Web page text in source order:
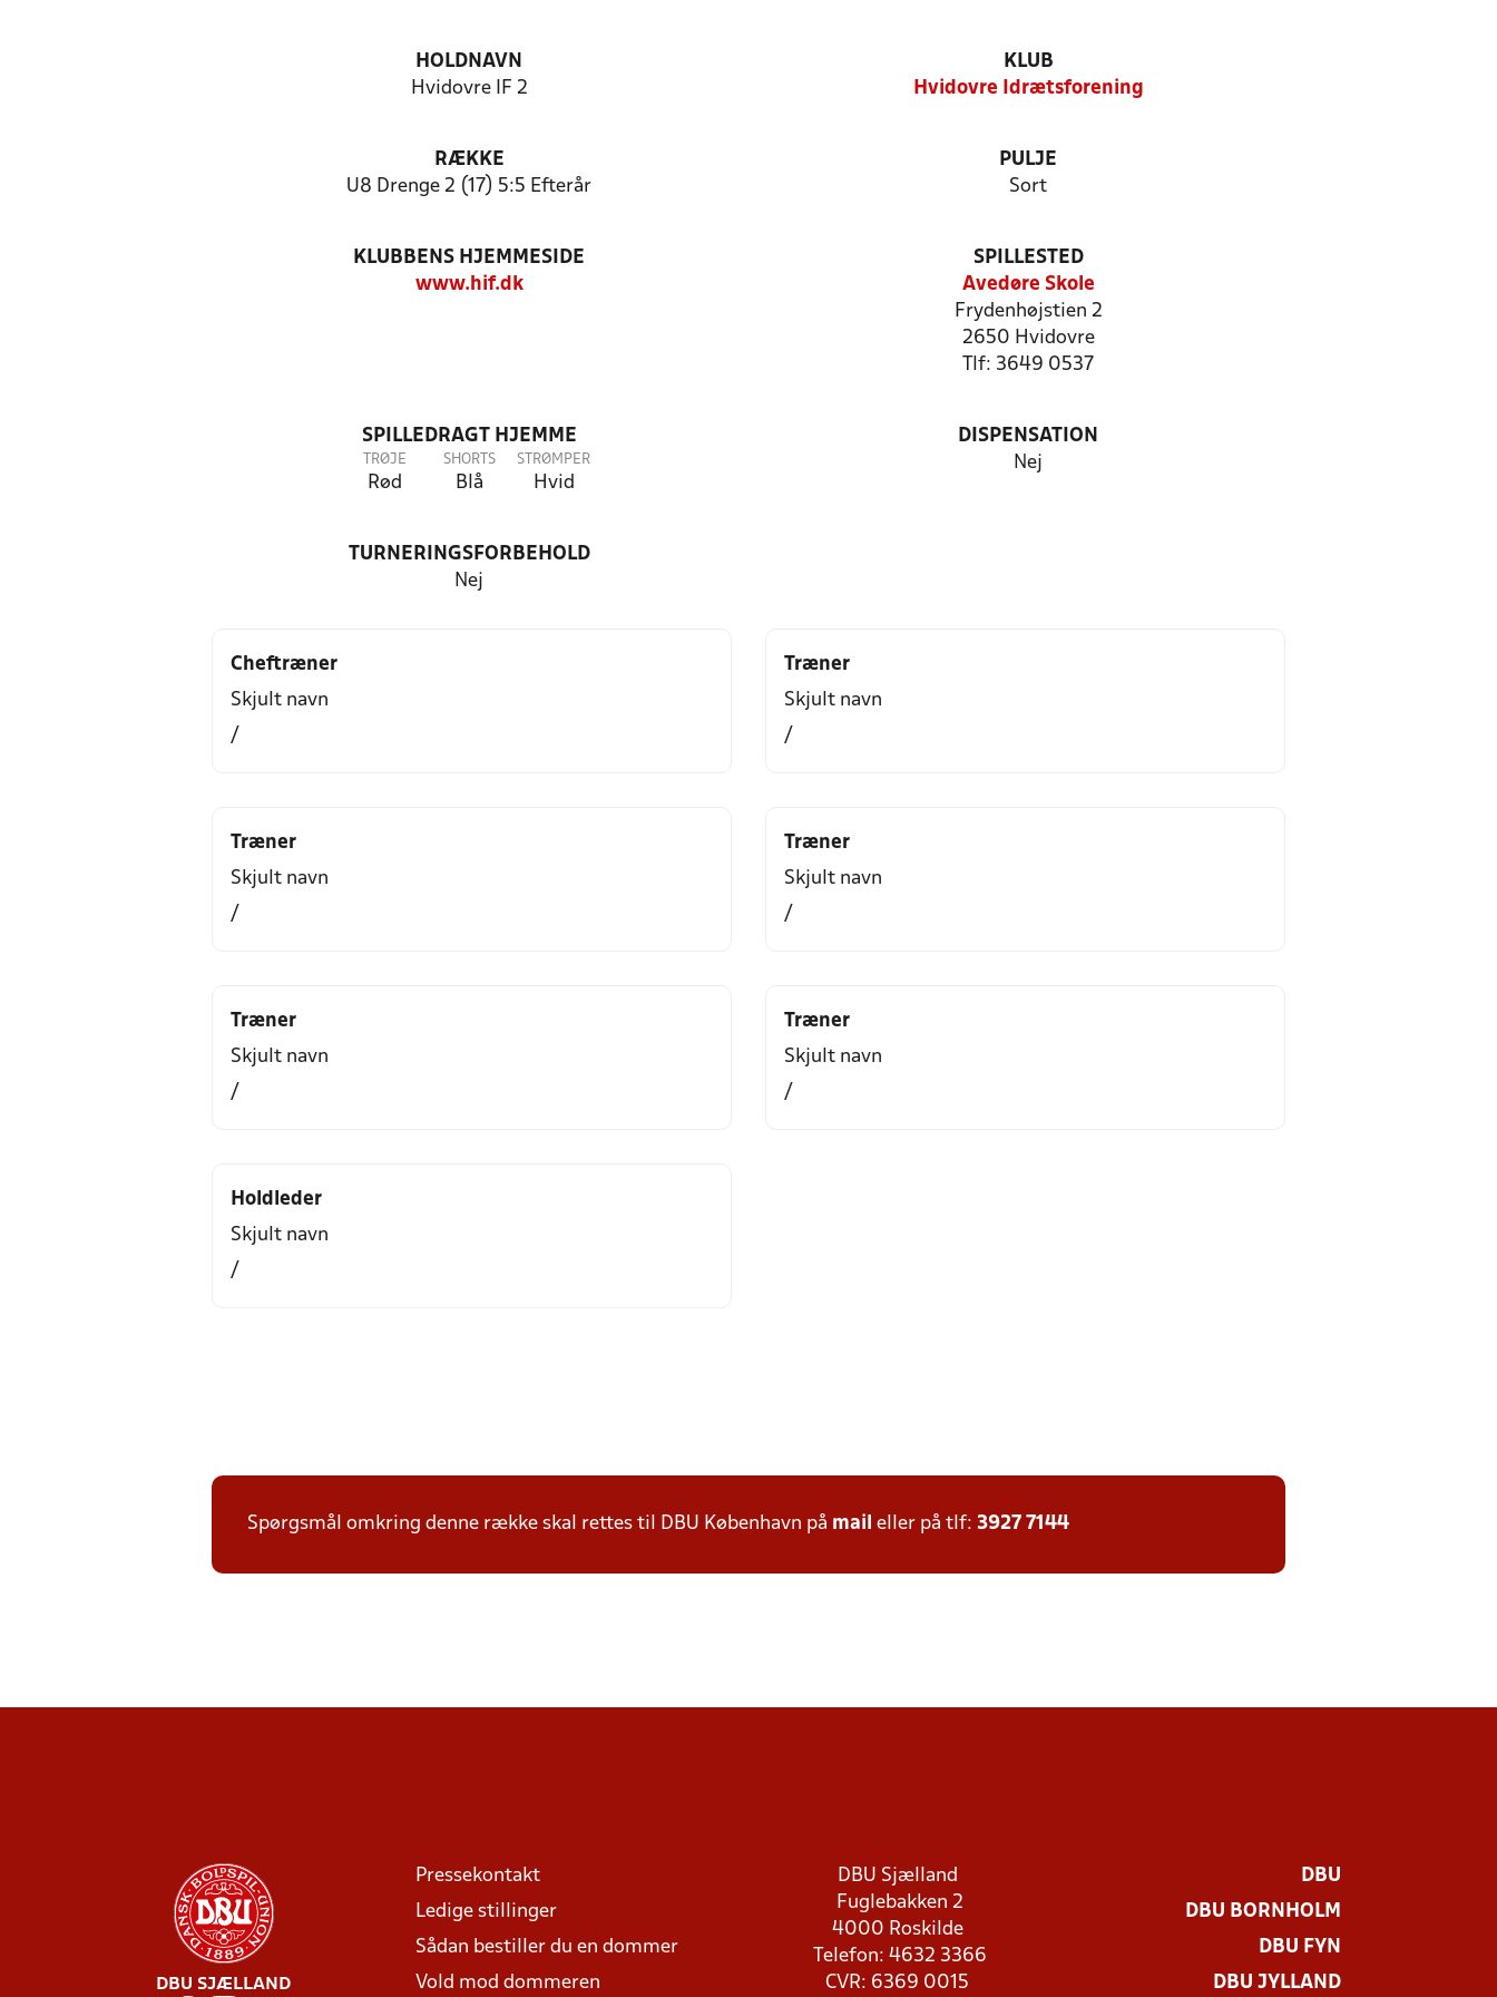
HOLDNAVN
Hvidovre IF 2
KLUB
Hvidovre Idrætsforening
RÆKKE
U8 Drenge 2 (17) 5:5 Efterår
PULJE
Sort
KLUBBENS HJEMMESIDE
www.hif.dk
SPILLESTED
Avedøre Skole
Frydenhøjstien 2
2650 Hvidovre
Tlf: 3649 0537
SPILLEDRAGT HJEMME
TRØJE
Rød
SHORTS
Blå
STRØMPER
Hvid
DISPENSATION
Nej
TURNERINGSFORBEHOLD
Nej
Cheftræner
Skjult navn
/
Træner
Skjult navn
/
Træner
Skjult navn
/
Træner
Skjult navn
/
Træner
Skjult navn
/
Træner
Skjult navn
/
Holdleder
Skjult navn
/
Spørgsmål omkring denne række skal rettes til DBU København på mail eller på tlf: 3927 7144
DBU SJÆLLAND
Pressekontakt
Ledige stillinger
Sådan bestiller du en dommer
Vold mod dommeren
DBU Sjælland
Fuglebakken 2
4000 Roskilde
Telefon: 4632 3366
CVR: 6369 0015
DBU
DBU BORNHOLM
DBU FYN
DBU JYLLAND